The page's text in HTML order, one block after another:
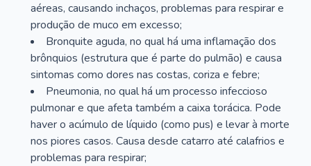
aéreas, causando inchaços, problemas para respirar e
produção de muco em excesso;
Bronquite aguda, no qual há uma inflamação dos
brônquios (estrutura que é parte do pulmão) e causa
sintomas como dores nas costas, coriza e febre;
Pneumonia, no qual há um processo infeccioso
pulmonar e que afeta também a caixa torácica. Pode
haver o acúmulo de líquido (como pus) e levar à morte
nos piores casos. Causa desde catarro até calafrios e
problemas para respirar;